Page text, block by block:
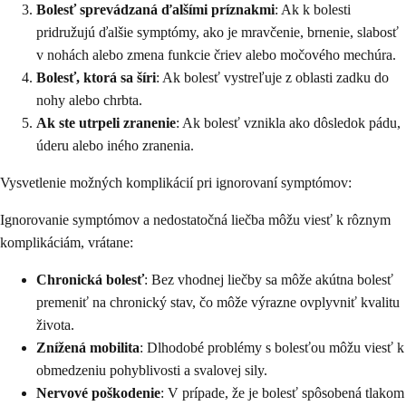
Bolesť sprevádzaná ďalšími príznakmi: Ak k bolesti
pridružujú ďalšie symptómy, ako je mravčenie, brnenie, slabosť
v nohách alebo zmena funkcie čriev alebo močového mechúra.
Bolesť, ktorá sa šíri: Ak bolesť vystreľuje z oblasti zadku do
nohy alebo chrbta.
Ak ste utrpeli zranenie: Ak bolesť vznikla ako dôsledok pádu,
úderu alebo iného zranenia.
Vysvetlenie možných komplikácií pri ignorovaní symptómov:
Ignorovanie symptómov a nedostatočná liečba môžu viesť k rôznym
komplikáciám, vrátane:
Chronická bolesť: Bez vhodnej liečby sa môže akútna bolesť
premeniť na chronický stav, čo môže výrazne ovplyvniť kvalitu
života.
Znížená mobilita: Dlhodobé problémy s bolesťou môžu viesť k
obmedzeniu pohyblivosti a svalovej sily.
Nervové poškodenie: V prípade, že je bolesť spôsobená tlakom